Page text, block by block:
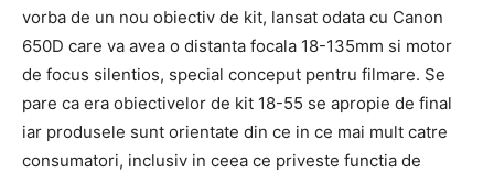
vorba de un nou obiectiv de kit, lansat odata cu Canon
650D care va avea o distanta focala 18-135mm si motor
de focus silentios, special conceput pentru filmare. Se
pare ca era obiectivelor de kit 18-55 se apropie de final
iar produsele sunt orientate din ce in ce mai mult catre
consumatori, inclusiv in ceea ce priveste functia de